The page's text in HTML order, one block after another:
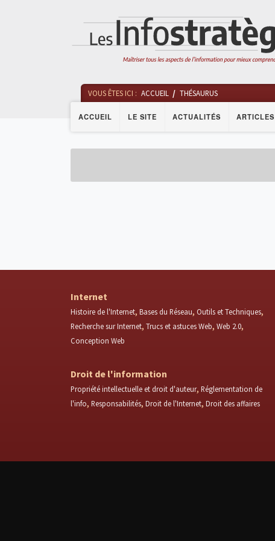
ACCUEIL LE SITE ACTUALITÉS ARTICLES
VOUS ÊTES ICI : ACCUEIL THÉSAURUS
Internet
Histoire de l'Internet Bases du Réseau Outils et Techniques
Recherche sur Internet Trucs et astuces Web Web 2.0
Conception Web
Droit de l'information
Propriété intellectuelle et droit d'auteur Réglementation de
l'info Responsabilités Droit de l'Internet Droit des affaires